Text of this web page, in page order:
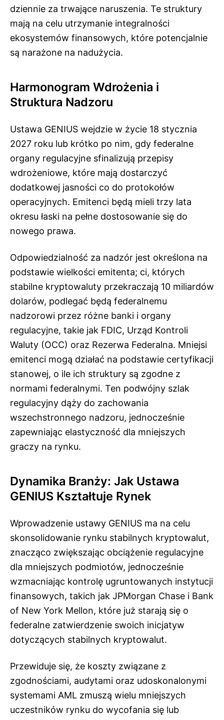
dziennie za trwające naruszenia. Te struktury
mają na celu utrzymanie integralności
ekosystemów finansowych, które potencjalnie
są narażone na nadużycia.
Harmonogram Wdrożenia i
Struktura Nadzoru
Ustawa GENIUS wejdzie w życie 18 stycznia
2027 roku lub krótko po nim, gdy federalne
organy regulacyjne sfinalizują przepisy
wdrożeniowe, które mają dostarczyć
dodatkowej jasności co do protokołów
operacyjnych. Emitenci będą mieli trzy lata
okresu łaski na pełne dostosowanie się do
nowego prawa.
Odpowiedzialność za nadzór jest określona na
podstawie wielkości emitenta; ci, których
stabilne kryptowaluty przekraczają 10 miliardów
dolarów, podlegać będą federalnemu
nadzorowi przez różne banki i organy
regulacyjne, takie jak FDIC, Urząd Kontroli
Waluty (OCC) oraz Rezerwa Federalna. Mniejsi
emitenci mogą działać na podstawie certyfikacji
stanowej, o ile ich struktury są zgodne z
normami federalnymi. Ten podwójny szlak
regulacyjny dąży do zachowania
wszechstronnego nadzoru, jednocześnie
zapewniając elastyczność dla mniejszych
graczy na rynku.
Dynamika Branży: Jak Ustawa
GENIUS Kształtuje Rynek
Wprowadzenie ustawy GENIUS ma na celu
skonsolidowanie rynku stabilnych kryptowalut,
znacząco zwiększając obciążenie regulacyjne
dla mniejszych podmiotów, jednocześnie
wzmacniając kontrolę ugruntowanych instytucji
finansowych, takich jak JPMorgan Chase i Bank
of New York Mellon, które już starają się o
federalne zatwierdzenie swoich inicjatyw
dotyczących stabilnych kryptowalut.
Przewiduje się, że koszty związane z
zgodnościami, audytami oraz udoskonalonymi
systemami AML zmuszą wielu mniejszych
uczestników rynku do wycofania się lub